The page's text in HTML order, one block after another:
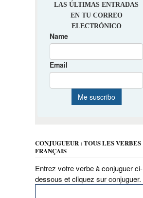
CONJUGUEUR : TOUS LES VERBES
FRANÇAIS
Entrez votre verbe à conjuguer ci-
dessous et cliquez sur conjuguer.